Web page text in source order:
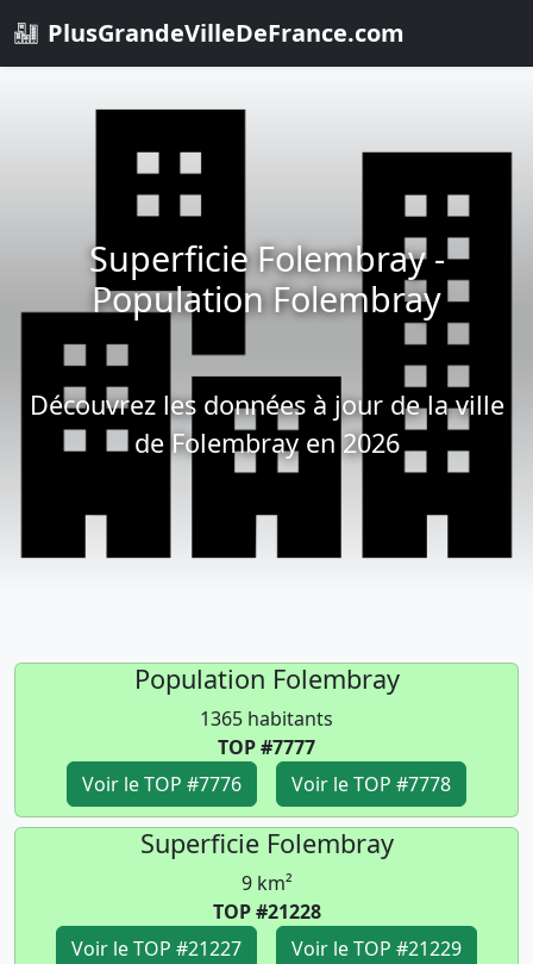
PlusGrandeVilleDeFrance.com
Superficie Folembray -
Population Folembray
Découvrez les données à jour de la ville
de Folembray en 2026
Population Folembray
1365 habitants
TOP #7777
Voir le TOP #7776
Voir le TOP #7778
Superficie Folembray
9 km²
TOP #21228
Voir le TOP #21227
Voir le TOP #21229